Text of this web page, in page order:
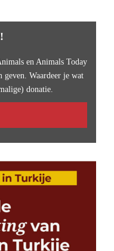
en Animals Today
geven. Waardeer je wat
donatie.